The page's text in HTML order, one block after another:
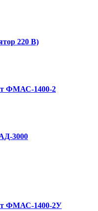
220 В)
ФМАС-1400-2
3000
ФМАС-1400-2У